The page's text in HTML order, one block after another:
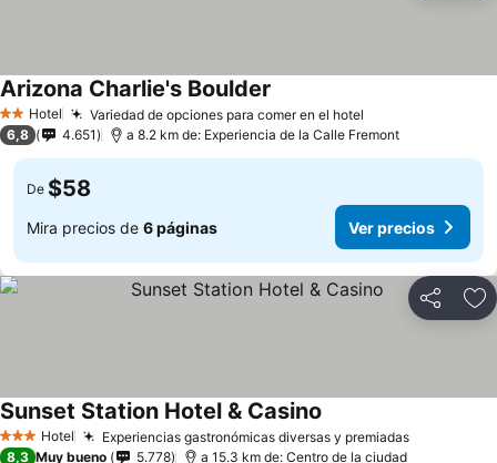
2 Estrellas
Hotel Variedad de opciones para comer en el hotel
Arizona Charlie's Boulder
6,8 4.651 a 8.2 km de: Experiencia de la Calle Fremont
De $58
Mira precios de 6 páginas Ver precios
Compartir
3 Estrellas
Hotel Experiencias gastronómicas diversas y premiadas
Sunset Station Hotel & Casino
8,3 Muy bueno 5.778 a 15.3 km de: Centro de la ciudad